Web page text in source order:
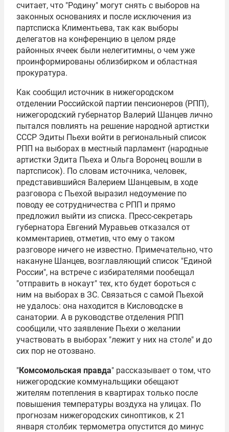
считает, что "Родину" могут снять с выборов на
законных основаниях и после исключения из
партсписка Климентьева, так как выборы
делегатов на конференцию в целом ряде
районных ячеек были нелегитимны, о чем уже
проинформированы облизбирком и областная
прокуратура.
Как сообщил источник в нижегородском
отделении Российской партии пенсионеров (РПП),
нижегородский губернатор Валерий Шанцев лично
пытался повлиять на решение народной артистки
СССР Эдиты Пьехи войти в региональный список
РПП на выборах в местный парламент (народные
артистки Эдита Пьеха и Ольга Воронец вошли в
партсписок). По словам источника, человек,
представившийся Валерием Шанцевым, в ходе
разговора с Пьехой выразил недоумение по
поводу ее сотрудничества с РПП и прямо
предложил выйти из списка. Пресс-секретарь
губернатора Евгений Муравьев отказался от
комментариев, отметив, что ему о таком
разговоре ничего не известно. Примечательно, что
накануне Шанцев, возглавляющий список "Единой
России", на встрече с избирателями пообещал
"отправить в нокаут" тех, кто будет бороться с
ним на выборах в ЗС. Связаться с самой Пьехой
не удалось: она находится в Кисловодске в
санатории. А в руководстве отделения РПП
сообщили, что заявление Пьехи о желании
участвовать в выборах "лежит у них на столе" и до
сих пор не отозвано.
"Комсомольская правда" рассказывает о том, что
нижегородские коммунальщики обещают
жителям потепления в квартирах только после
повышения температуры воздуха на улицах. По
прогнозам нижегородских синоптиков, к 21
января столбик термометра опустится до минус